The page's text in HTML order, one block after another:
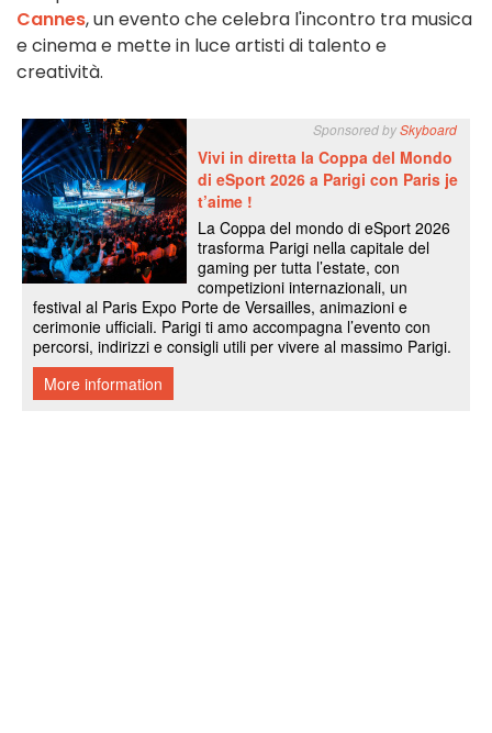
Cannes, un evento che celebra l'incontro tra musica
e cinema e mette in luce artisti di talento e
creatività.